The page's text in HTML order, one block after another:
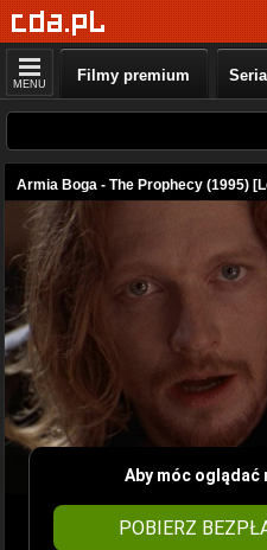
MENU Filmy premium
Armia Boga - The Prophecy (1995)
Aby móc oglądać
POBIERZ